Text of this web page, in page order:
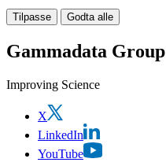
Tilpasse Godta alle
Gammadata Group
Improving Science
X
LinkedIn
YouTube